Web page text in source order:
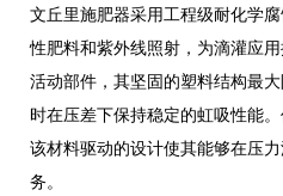
文丘里施肥器采用工程级耐化学
性肥料和紫外线照射，为滴灌应
活动部件，其坚固的塑料结构最
时在压差下保持稳定的虹吸性能
该材料驱动的设计使其能够在压
务。